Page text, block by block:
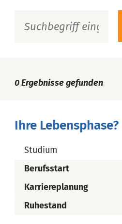
0 Ergebnisse gefunden
Ihre Lebensphase?
Studium
Berufsstart
Karriereplanung
Ruhestand